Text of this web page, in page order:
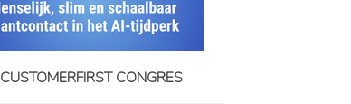
CUSTOMERFIRST CONGRES